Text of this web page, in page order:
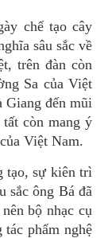
chế tạo cây
sâu sắc về
trên đàn còn
Sa của Việt
đến mũi
còn mang ý
Việt Nam.
tạo, sự kiên trì
sắc ông Bá đã
bộ nhạc cụ
phẩm nghệ